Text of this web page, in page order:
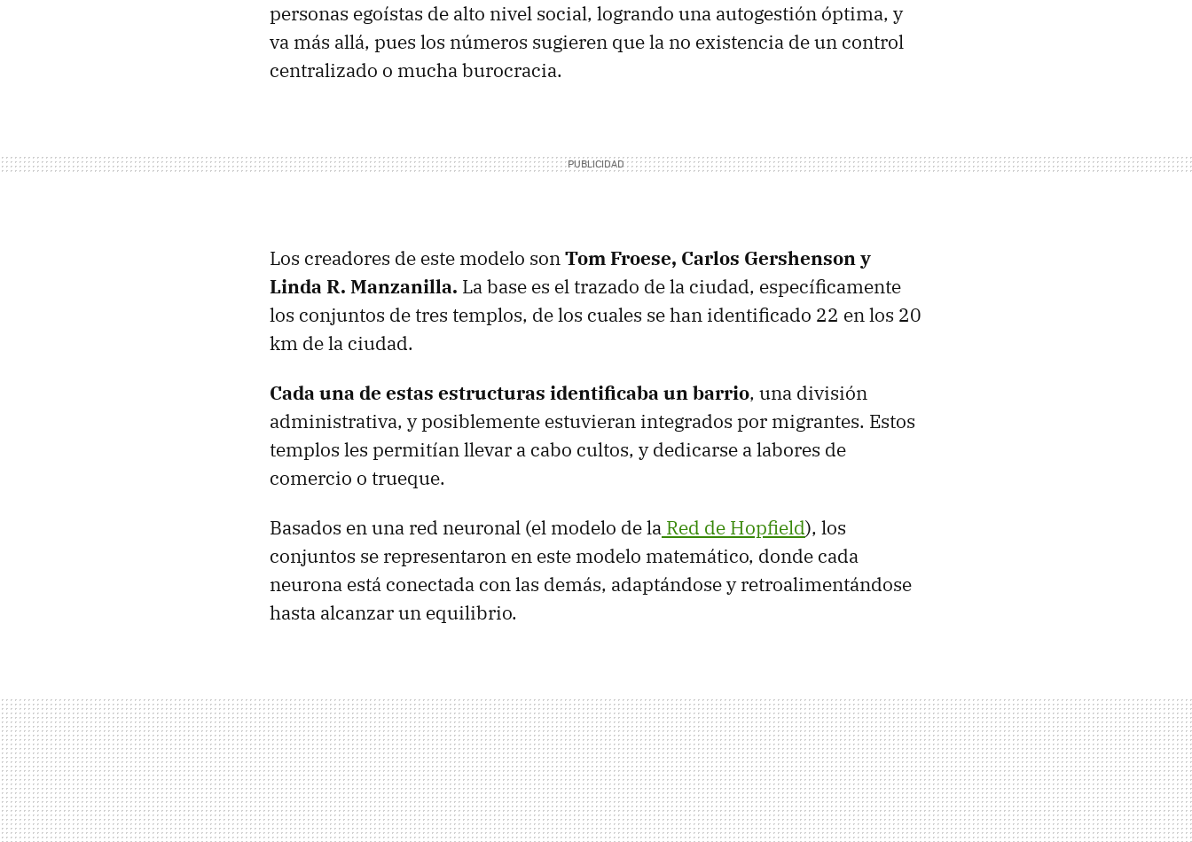
personas egoístas de alto nivel social, logrando una autogestión óptima, y
va más allá, pues los números sugieren que la no existencia de un control
centralizado o mucha burocracia.
Los creadores de este modelo sonTom Froese, Carlos Gershenson y
Linda R. Manzanilla. La base es el trazado de la ciudad, específicamente
los conjuntos de tres templos, de los cuales se han identificado 22 en los 20
km de la ciudad.
Cada una de estas estructuras identificaba un barrio, una división
administrativa, y posiblemente estuvieran integrados por migrantes. Estos
templos les permitían llevar a cabo cultos, y dedicarse a labores de
comercio o trueque.
Basados en una red neuronal (el modelo de la Red de Hopfield), los
conjuntos se representaron en este modelo matemático, donde cada
neurona está conectada con las demás, adaptándose y retroalimentándose
hasta alcanzar un equilibrio.